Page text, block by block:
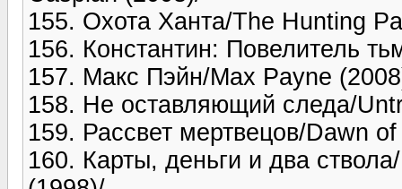
155. Охота Ханта/The Hunting
156. Константин: Повелитель
157. Макс Пэйн/Max Payne
158. Не оставляющий следа/
159. Рассвет мертвецов/Dawn
160. Карты, деньги и два